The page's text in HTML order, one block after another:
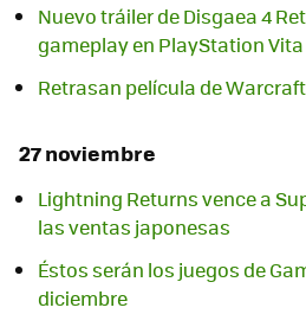
Nuevo tráiler de Disgaea 4
gameplay en PlayStation Vita
Retrasan película de
27 noviembre
Lightning Returns vence a
las ventas japonesas
Éstos serán los juegos de
diciembre